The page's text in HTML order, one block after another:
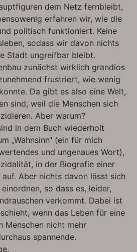
dem Netz fernbleibt,
erfahren wir, wie die
politisch funktioniert. Keine
sodass wir davon nichts
Stadt ungreifbar bleibt.
zunächst wirklich grandios
frustriert, wie wenig
Da gibt es also eine Welt,
sind, weil die Menschen sich
Aber warum?
in dem Buch wiederholt
„Wahnsinn“ (ein für mich
und ungenaues Wort),
in der Biografie einer
Aber nichts davon lässt sich
so dass es, leider,
verkommt. Dabei ist
wenn das Leben für eine
Menschen nicht mehr
spannende.